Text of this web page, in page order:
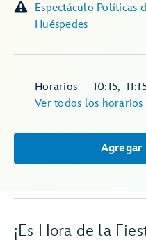
Espectáculo Políticas
Huéspedes
Horarios– 10:15,
Ver todos los horarios
Agregar
¡Es Hora de la